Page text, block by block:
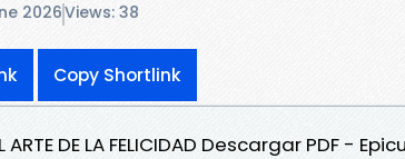
2026Views: 38
Copy Shortlink
ARTE DE LA FELICIDAD Descargar PDF -